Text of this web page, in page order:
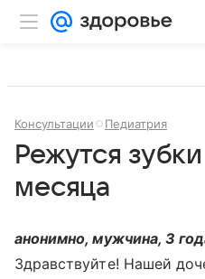
Консультации Педиатрия
Режутся
месяца
анонимно, мужчина, 3
Здравствуйте! Нашей